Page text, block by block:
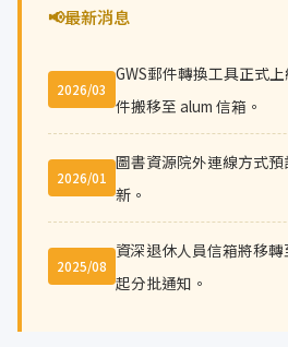
📢最新消息
2026/03
GWS郵件轉換工具正式
件搬移至 alum 信箱。
2026/01
圖書資源院外連線方式
新。
2025/08
資深退休人員信箱將移轉
起分批通知。